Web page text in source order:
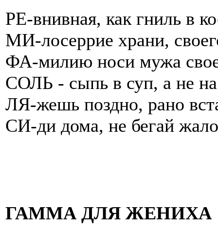
РЕ-внивная, как гниль в
МИ-лосеррие храни,
ФА-милию носи мужа
СОЛЬ - сыпь в суп, а не
ЛЯ-жешь поздно, рано
СИ-ди дома, не бегай
ГАММА ДЛЯ ЖЕНИХА